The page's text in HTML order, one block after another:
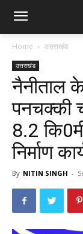
Home उत्तराखंड
उत्तराखंड
नैनीताल
पनचक्की
8.2
निर्माण
By NITIN SINGH -